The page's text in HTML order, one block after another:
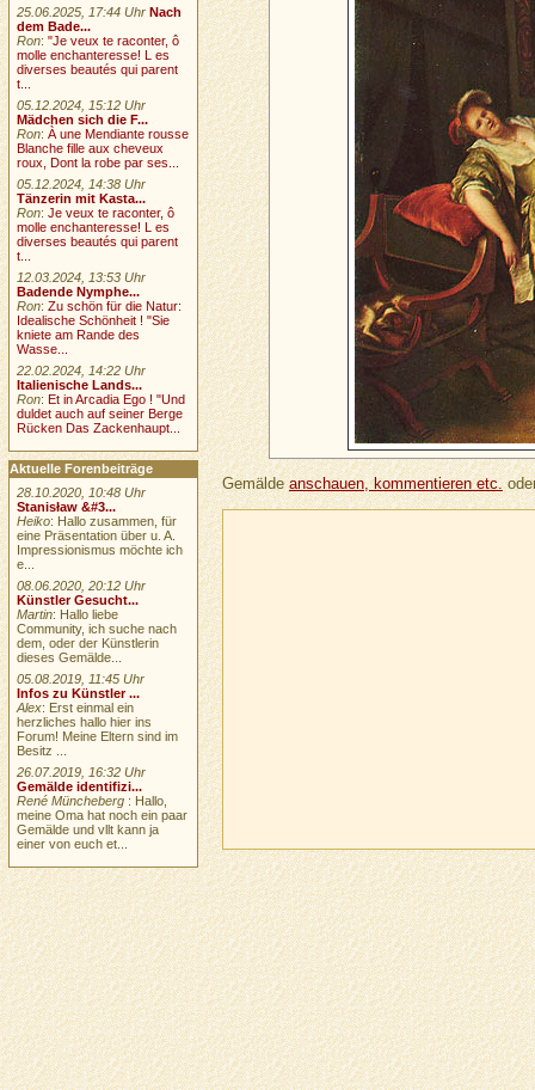
Gemäldeanschauen, kommentieren etc.
25.06.2025, 17:44 Uhr Nach
dem Bade...
Ron:"Je veux te raconter, ô
molle enchanteresse! L es
diverses beautés qui parent
t...
05.12.2024, 15:12 Uhr
Mädchen sich die F...
Ron:À une Mendiante rousse
Blanche fille aux cheveux
roux, Dont la robe par ses...
05.12.2024, 14:38 Uhr
Tänzerin mit Kasta...
Ron:Je veux te raconter, ô
molle enchanteresse! L es
diverses beautés qui parent
t...
12.03.2024, 13:53 Uhr
Badende Nymphe...
Ron:Zu schön für die Natur:
Idealische Schönheit ! "Sie
kniete am Rande des
Wasse...
22.02.2024, 14:22 Uhr
Italienische Lands...
Ron:Et in Arcadia Ego ! "Und
duldet auch auf seiner Berge
Rücken Das Zackenhaupt...
Aktuelle Forenbeiträge
28.10.2020, 10:48 Uhr
Stanisław &#3...
Heiko: Hallo zusammen, für
eine Präsentation über u. A.
Impressionismus möchte ich
e...
08.06.2020, 20:12 Uhr
Künstler Gesucht...
Martin: Hallo liebe
Community, ich suche nach
dem, oder der Künstlerin
dieses Gemälde...
05.08.2019, 11:45 Uhr
Infos zu Künstler ...
Alex: Erst einmal ein
herzliches hallo hier ins
Forum! Meine Eltern sind im
Besitz ...
26.07.2019, 16:32 Uhr
Gemälde identifizi...
René Müncheberg : Hallo,
meine Oma hat noch ein paar
Gemälde und vllt kann ja
einer von euch et...